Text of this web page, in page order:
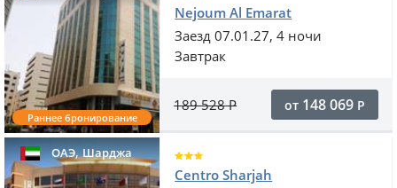
Раннее бронирование
Nejoum Al Emarat
Заезд 07.01.27, 4 ночи
Завтрак
189 528Р от 148 069 Р
ОАЭ,Шарджа
Centro Sharjah